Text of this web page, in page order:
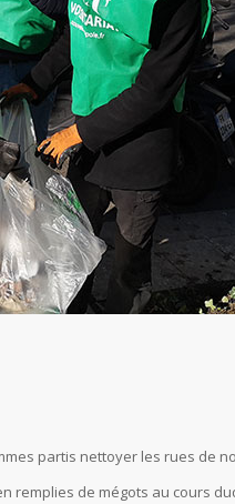
partis nettoyer les rues de
remplies de mégots au cours